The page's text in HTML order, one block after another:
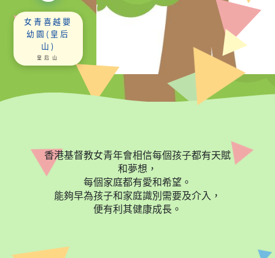
女青喜越嬰
幼園(皇后
山)
皇后山
香港基督教女青年會相信每個孩子都有天賦
和夢想，
每個家庭都有愛和希望。
能夠早為孩子和家庭識別需要及介入，
便有利其健康成長。